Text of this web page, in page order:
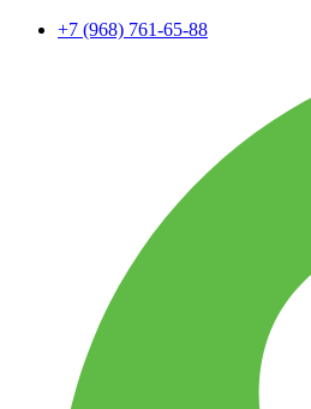
+7 (968) 761-65-88